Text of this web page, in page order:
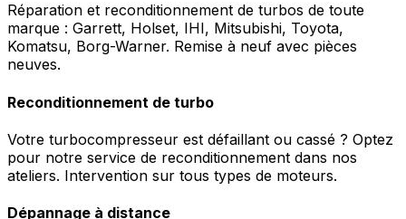
Réparation et reconditionnement de turbos de toute
marque : Garrett, Holset, IHI, Mitsubishi, Toyota,
Komatsu, Borg-Warner. Remise à neuf avec pièces
neuves.
Reconditionnement de turbo
Votre turbocompresseur est défaillant ou cassé ? Optez
pour notre service de reconditionnement dans nos
ateliers. Intervention sur tous types de moteurs.
Dépannage à distance